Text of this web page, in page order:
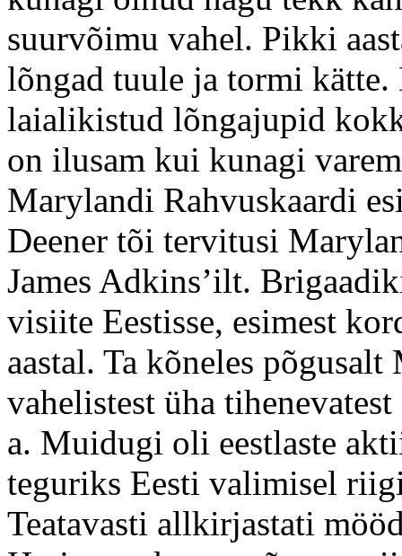
suurvõimu vahel. Pikki
lõngad tuule ja tormi kätte.
laialikistud lõngajupid
on ilusam kui kunagi
Marylandi Rahvuskaardi
Deener tõi tervitusi
James Adkins’ilt.
visiite Eestisse, esimest
aastal. Ta kõneles
vahelistest üha
a. Muidugi oli eestlaste
teguriks Eesti valimisel
Teatavasti allkirjastati